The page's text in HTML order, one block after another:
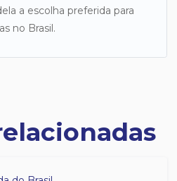
a escolha preferida para
no Brasil.